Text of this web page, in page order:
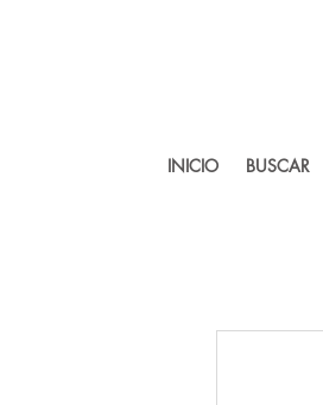
INICIO BUSCAR